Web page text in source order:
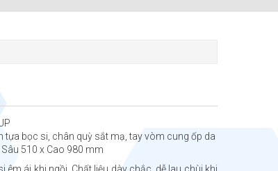
tựa bọc si, chân quỳ sắt mạ, tay vòm cung ốp da
510 x Cao 980 mm